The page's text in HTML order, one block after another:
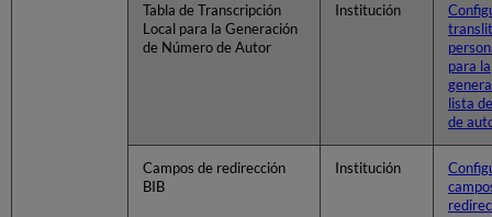
Tabla de Transcripción
Local para la Generación
de Número de Autor
Institución
para la
lista
de
Campos de redirección
BIB
Institución